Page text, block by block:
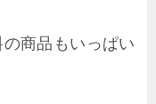
商品もいっぱい